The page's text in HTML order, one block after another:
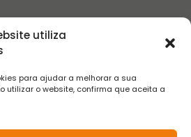
utiliza
para ajudar a melhorar a sua
utilizar o website, confirma que aceita a